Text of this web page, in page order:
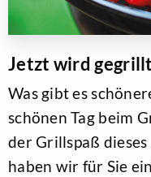
Jetzt wird
Was gibt es
schönen Tag beim
der Grillspaß
haben wir für Sie